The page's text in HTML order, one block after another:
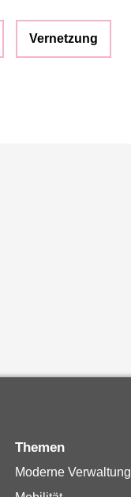
Vernetzung
Themen
Moderne Verwaltung